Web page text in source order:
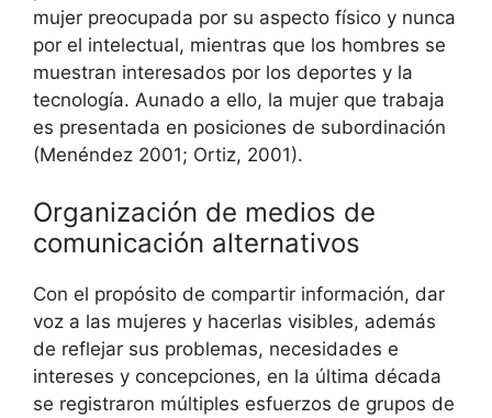
mujer preocupada por su aspecto físico y nunca
por el intelectual, mientras que los hombres se
muestran interesados por los deportes y la
tecnología. Aunado a ello, la mujer que trabaja
es presentada en posiciones de subordinación
(Menéndez 2001; Ortiz, 2001).
Organización de medios de
comunicación alternativos
Con el propósito de compartir información, dar
voz a las mujeres y hacerlas visibles, además
de reflejar sus problemas, necesidades e
intereses y concepciones, en la última década
se registraron múltiples esfuerzos de grupos de